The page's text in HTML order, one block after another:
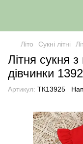
Літо Сукні літні
Літня сукня
дівчинки
Артикул: ТК13925